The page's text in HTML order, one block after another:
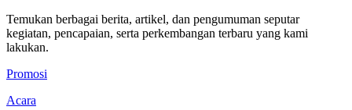
Temukan berbagai berita, artikel, dan pengumuman seputar
kegiatan, pencapaian, serta perkembangan terbaru yang kami
lakukan.
Promosi
Acara